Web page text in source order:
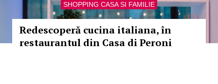
SHOPPING CASA SI FAMILIE
Redescoperă cucina italiana, în
restaurantul din Casa di Peroni